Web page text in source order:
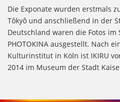
Die Exponate wurden erstmals
Tôkyô und anschließend in der
Deutschland waren die Fotos
PHOTOKINA ausgestellt. Nach
Kulturinstitut in Köln ist IKIRU
2014 im Museum der Stadt